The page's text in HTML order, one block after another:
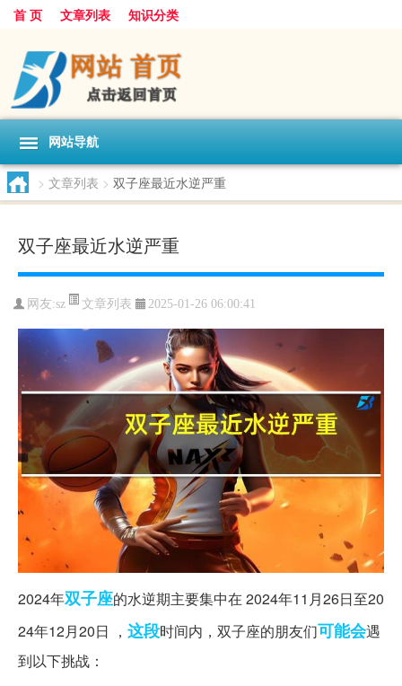
首 页 文章列表 知识分类
网站导航
> 文章列表 > 双子座最近水逆严重
双子座最近水逆严重
网友:sz 文章列表 2025-01-26 06:00:41
2024年双子座的水逆期主要集中在 2024年11月26日至20
24年12月20日 ， 这段时间内，双子座的朋友们可能会遇
到以下挑战：